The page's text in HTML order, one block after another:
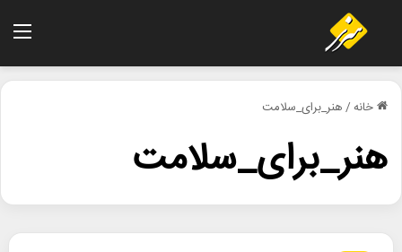
خانه/هنر_برای_سلامت
هنر_برای_سلامت